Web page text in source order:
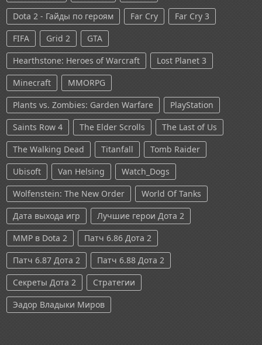
Dota 2 - Гайды по героям
Far Cry
Far Cry 3
FIFA
Grid 2
GTA
Hearthstone: Heroes of Warcraft
Lost Planet 3
Minecraft
MMORPG
Plants vs. Zombies: Garden Warfare
PlayStation
Saints Row 4
The Elder Scrolls
The Last of Us
The Walking Dead
Titanfall
Tomb Raider
Ubisoft
Van Helsing
Watch_Dogs
Wolfenstein: The New Order
World Of Tanks
Дата выхода игр
Лучшие герои Дота 2
ММР в Dota 2
Патч 6.86 Дота 2
Патч 6.87 Дота 2
Патч 6.88 Дота 2
Секреты Дота 2
Стратегии
Эадор Владыки Миров